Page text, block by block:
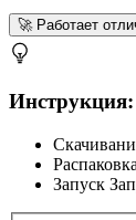
🚀Работает
Распаковка
Запуск